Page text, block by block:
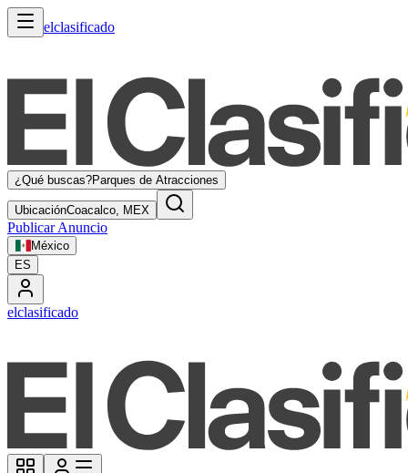
elclasificado
¿Qué buscas?Parques de Atracciones
UbicaciónCoacalco, MEX
Publicar Anuncio
México
ES
elclasificado